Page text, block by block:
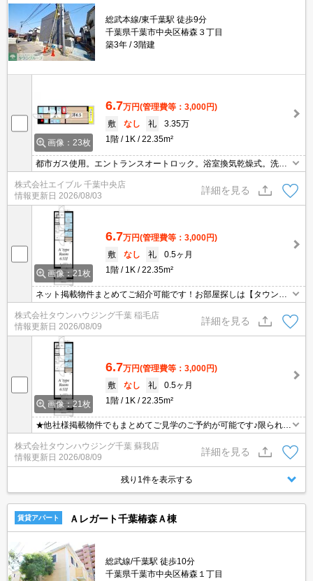
総武本線/東千葉駅 徒歩9分
千葉県千葉市中央区椿森３丁目
築3年
3階建
画像：23枚
6.7万円(管理費等：3,000円)
敷
なし 礼
3.35万
1階
1K 22.35m²
都市ガス使用。エントランスオートロック。浴室換気乾燥式。洗面
化粧台付き。温水洗浄便座付き。TVインターホン付き。インターネ
ット無料使い放題。宅配ボックスあり。仲介手数料家賃の0.55ヵ月
分(税込)。
株式会社エイブル 千葉中央店
情報更新日 2026/08/03
詳細を見る
画像：21枚
6.7万円(管理費等：3,000円)
敷
なし 礼
0.5ヶ月
1階
1K 22.35m²
ネット掲載物件まとめてご紹介可能です！お部屋探しは【タウンハ
ウジング】にお任せください！※オンライン内見・現地待ち合わせ
は事前にご相談ください。
株式会社タウンハウジング千葉 稲毛店
情報更新日 2026/08/09
詳細を見る
画像：21枚
6.7万円(管理費等：3,000円)
敷
なし 礼
0.5ヶ月
1階
1K 22.35m²
★他社様掲載物件でもまとめてご見学のご予約が可能です♪限られた
お時間の中で効率よくお部屋探しができるようにお手伝いさせてい
ただきます！お気軽にお問合せ下さい♪
株式会社タウンハウジング千葉 蘇我店
情報更新日 2026/08/09
詳細を見る
残り1件を表示する
賃貸アパート Ａレガート千葉椿森Ａ棟
総武線/千葉駅 徒歩10分
千葉県千葉市中央区椿森１丁目